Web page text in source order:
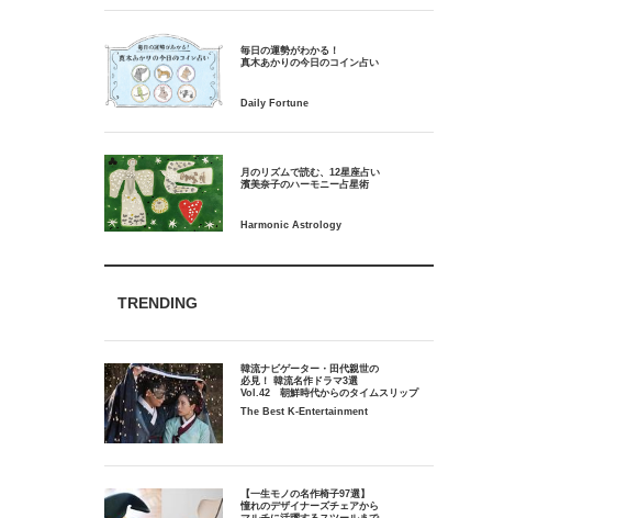
毎日の運勢がわかる！
月のリズムで読む、12星座占い
TRENDING
韓流ナビゲーター・田代親世の
必見！ 韓流名作ドラマ3選
Vol.42 朝鮮時代からのタイムスリップ
The Best K-Entertainment
【一生モノの名作椅子97選】
憧れのデザイナーズチェアから